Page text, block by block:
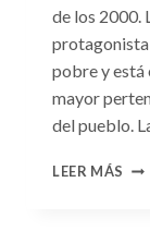
de los 2000.
protagonista
pobre y está
mayor
del pueblo.
LEER MÁS